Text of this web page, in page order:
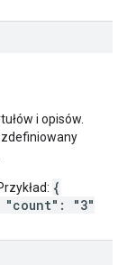
i opisów.
Przykład: {
"count": "3"